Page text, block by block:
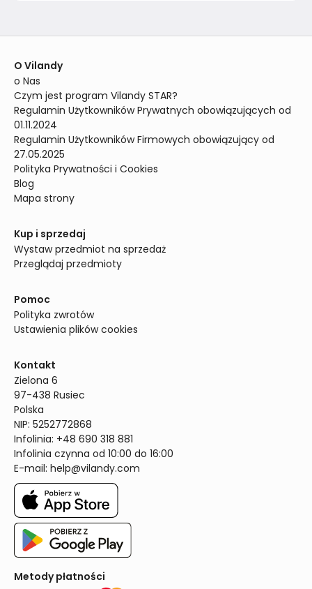
O Vilandy
o Nas
Czym jest program Vilandy STAR?
Regulamin Użytkowników Prywatnych obowiązujących od
01.11.2024
Regulamin Użytkowników Firmowych obowiązujący od
27.05.2025
Polityka Prywatności i Cookies
Blog
Mapa strony
Kup i sprzedaj
Wystaw przedmiot na sprzedaż
Przeglądaj przedmioty
Pomoc
Polityka zwrotów
Ustawienia plików cookies
Kontakt
Zielona 6
97-438 Rusiec
Polska
NIP: 5252772868
Infolinia: +48 690 318 881
Infolinia czynna od 10:00 do 16:00
E-mail: help@vilandy.com
Metody płatności